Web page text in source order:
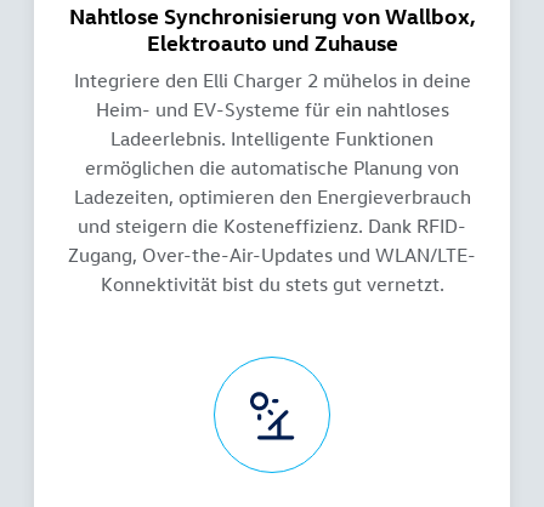
Nahtlose Synchronisierung von Wallbox,
Elektroauto und Zuhause
Integriere den Elli Charger 2 mühelos in deine
Heim- und EV-Systeme für ein nahtloses
Ladeerlebnis. Intelligente Funktionen
ermöglichen die automatische Planung von
Ladezeiten, optimieren den Energieverbrauch
und steigern die Kosteneffizienz. Dank RFID-
Zugang, Over-the-Air-Updates und WLAN/LTE-
Konnektivität bist du stets gut vernetzt.